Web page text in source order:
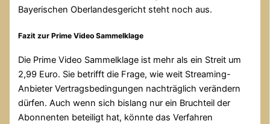
Bayerischen Oberlandesgericht steht noch aus.
Fazit zur Prime Video Sammelklage
Die Prime Video Sammelklage ist mehr als ein Streit um
2,99 Euro. Sie betrifft die Frage, wie weit Streaming-
Anbieter Vertragsbedingungen nachträglich verändern
dürfen. Auch wenn sich bislang nur ein Bruchteil der
Abonnenten beteiligt hat, könnte das Verfahren